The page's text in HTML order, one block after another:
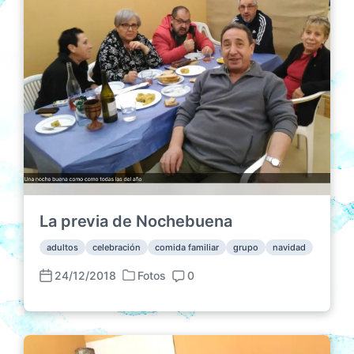
La previa de Nochebuena
adultos celebración comida familiar grupo navidad
F
c
h
24/12/2018
P
b
l
Fotos
C
m
e
n
0